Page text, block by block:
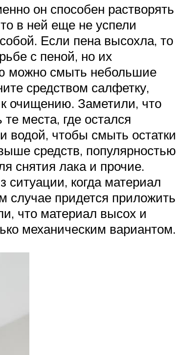
он способен растворять
в ней еще не успели
Если пена высохла, то
с пеной, но их
можно смыть небольшие
средством салфетку,
к очищению. Заметили, что
места, где остался
водой, чтобы смыть остатки
средств, популярностью
снятия лака и прочие.
ситуации, когда материал
случае придется приложить
что материал высох и
механическим вариантом.